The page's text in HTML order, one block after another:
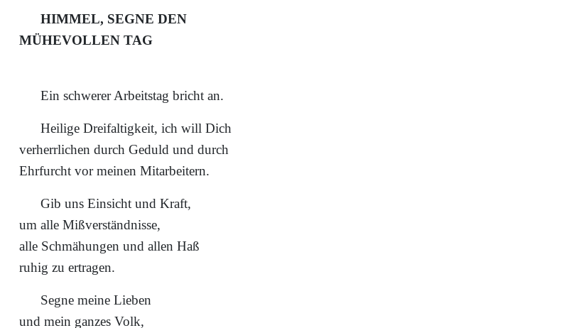
HIMMEL, SEGNE DEN
MÜHEVOLLEN TAG
Ein schwerer Arbeitstag bricht an.
Heilige Dreifaltigkeit, ich will Dich
verherrlichen durch Geduld und durch
Ehrfurcht vor meinen Mitarbeitern.
Gib uns Einsicht und Kraft,
um alle Mißverständnisse,
alle Schmähungen und allen Haß
ruhig zu ertragen.
Segne meine Lieben
und mein ganzes Volk,